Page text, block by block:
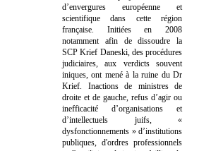
d’envergures européenne et
scientifique dans cette région
française. Initiées en 2008
notamment afin de dissoudre la
SCP Krief Daneski, des procédures
judiciaires, aux verdicts souvent
iniques, ont mené à la ruine du Dr
Krief. Inactions de ministres de
droite et de gauche, refus d’agir ou
inefficacité d’organisations et
d’intellectuels juifs, «
dysfonctionnements » d’institutions
publiques, d'ordres professionnels